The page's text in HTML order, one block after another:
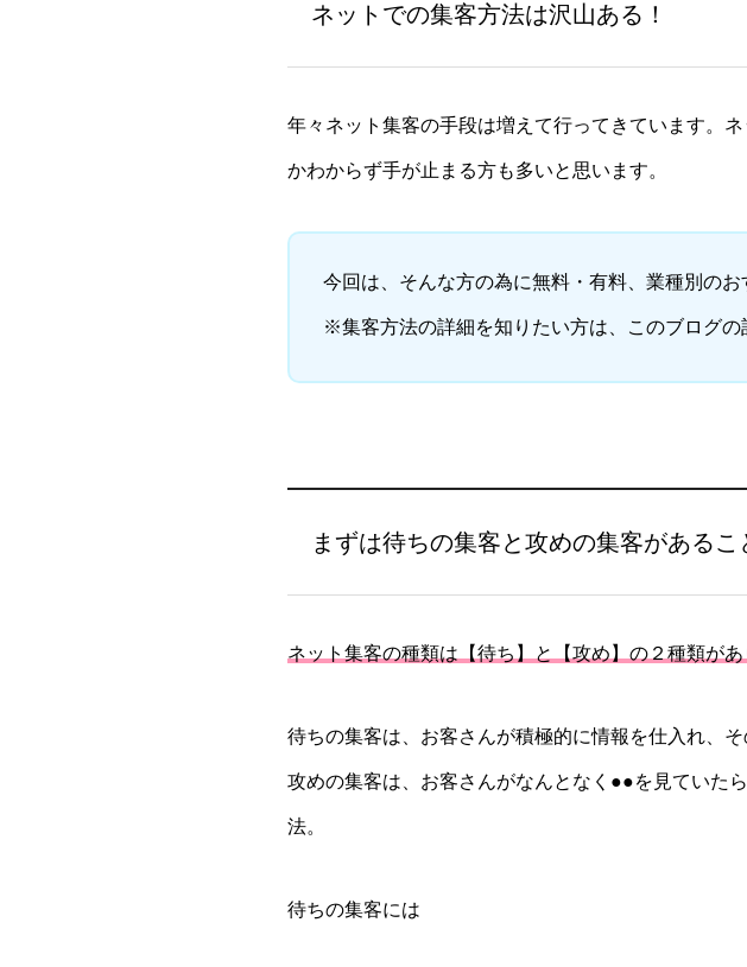
ネットでの集客方法は沢山ある！
年々ネット集客の手段は増えて行ってきています。
かわからず手が止まる方も多いと思います。
今回は、そんな方の為に無料・有料、業種別のお
※集客方法の詳細を知りたい方は、このブログの
まずは待ちの集客と攻めの集客があるこ
ネット集客の種類は【待ち】と【攻め】の２種類があ
待ちの集客は、お客さんが積極的に情報を仕入れ、
攻めの集客は、お客さんがなんとなく●●を見ていた
法。
待ちの集客には